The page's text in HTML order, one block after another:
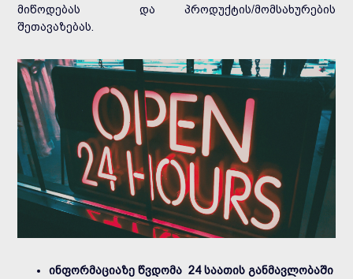
მიწოდებას და პროდუქტის/მომსახურების
შეთავაზებას.
ინფორმაციაზე წვდომა 24 საათის განმავლობაში